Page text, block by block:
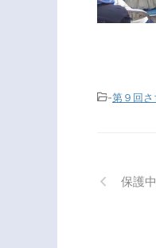
-第９回さ
保護